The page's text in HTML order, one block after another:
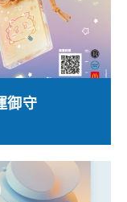
御守